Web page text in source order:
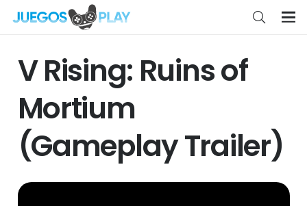
V Rising: Ruins of
Mortium
(Gameplay Trailer)